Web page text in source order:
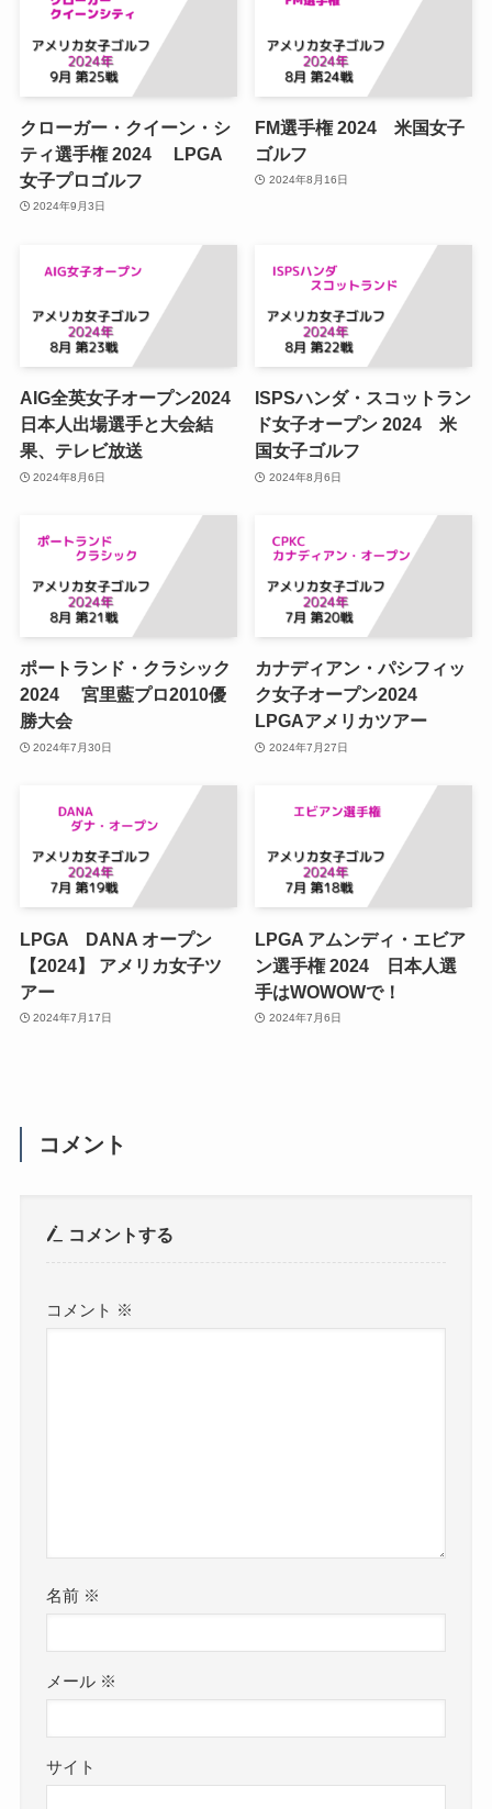
クローガー・クイーン・シ
ティ選手権 2024 LPGA
女子プロゴルフ
2024年9月3日
FM選手権 2024 米国女子
ゴルフ
2024年8月16日
AIG全英女子オープン2024
日本人出場選手と大会結
果、テレビ放送
2024年8月6日
ISPSハンダ・スコットラン
ド女子オープン 2024 米
国女子ゴルフ
2024年8月6日
ポートランド・クラシック
2024 宮里藍プロ2010優
勝大会
2024年7月30日
カナディアン・パシフィッ
ク女子オープン2024
LPGAアメリカツアー
2024年7月27日
LPGA DANA オープン
【2024】 アメリカ女子ツ
アー
2024年7月17日
LPGA アムンディ・エビア
ン選手権 2024 日本人選
手はWOWOWで！
2024年7月6日
コメント
コメントする
コメント ※
名前 ※
メール ※
サイト